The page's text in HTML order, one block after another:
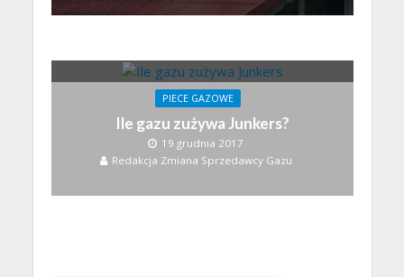
PIECE GAZOWE
Ile gazu zużywa Junkers?
19 grudnia 2017
Redakcja Zmiana Sprzedawcy Gazu